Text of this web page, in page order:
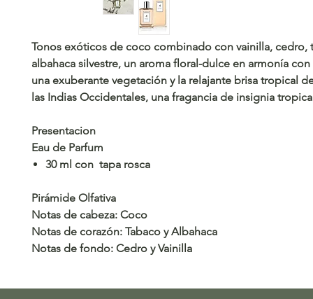
Tonos exóticos de coco combinado con vainilla, cedro,
albahaca silvestre, un aroma floral-dulce en armonía con
una exuberante vegetación y la relajante brisa tropical
las Indias Occidentales, una fragancia de insignia
Presentacion
Eau de Parfum
30 ml con tapa rosca
Pirámide Olfativa
Notas de cabeza: Coco
Notas de corazón: Tabaco y Albahaca
Notas de fondo: Cedro y Vainilla